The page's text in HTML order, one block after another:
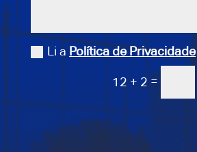
Li a Política de Privacidade
12 + 2=